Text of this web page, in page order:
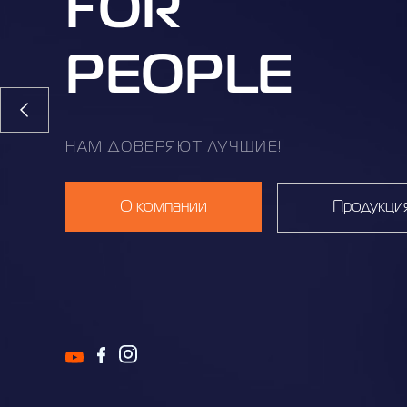
FOR
PEOPLE
НАМ ДОВЕРЯЮТ ЛУЧШИЕ!
О компании